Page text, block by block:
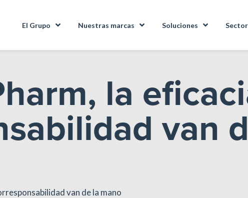
El Grupo Nuestras marcas Soluciones
la
van
van de la mano